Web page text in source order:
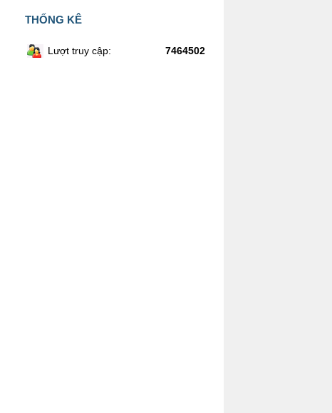
THỐNG KÊ
Lượt truy cập: 7464502